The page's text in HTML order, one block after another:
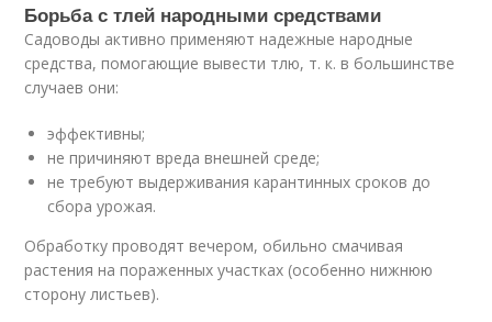
Борьба с тлей народными средствами
Садоводы активно применяют надежные народные
средства, помогающие вывести тлю, т. к. в большинстве
случаев они:
эффективны;
не причиняют вреда внешней среде;
не требуют выдерживания карантинных сроков до
сбора урожая.
Обработку проводят вечером, обильно смачивая
растения на пораженных участках (особенно нижнюю
сторону листьев).